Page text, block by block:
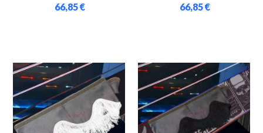
66,85 € 66,85 €